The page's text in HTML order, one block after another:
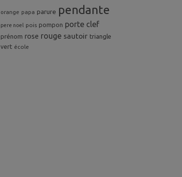
orange papa parure pendante
pere noel pois pompon porte clef
prénom rose rouge sautoir triangle
vert école